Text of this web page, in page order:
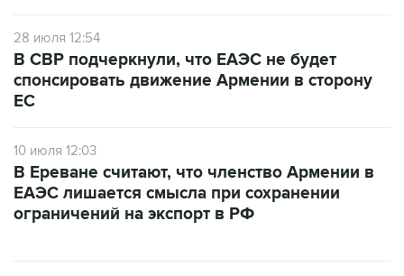
28 июля 12:54
В СВР подчеркнули, что ЕАЭС не будет
спонсировать движение Армении в сторону
ЕС
10 июля 12:03
В Ереване считают, что членство Армении в
ЕАЭС лишается смысла при сохранении
ограничений на экспорт в РФ